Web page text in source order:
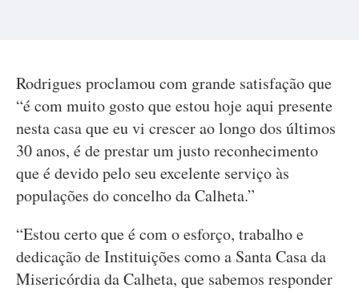
Rodrigues proclamou com grande satisfação que
“é com muito gosto que estou hoje aqui presente
nesta casa que eu vi crescer ao longo dos últimos
30 anos, é de prestar um justo reconhecimento
que é devido pelo seu excelente serviço às
populações do concelho da Calheta.”
“Estou certo que é com o esforço, trabalho e
dedicação de Instituições como a Santa Casa da
Misericórdia da Calheta, que sabemos responder